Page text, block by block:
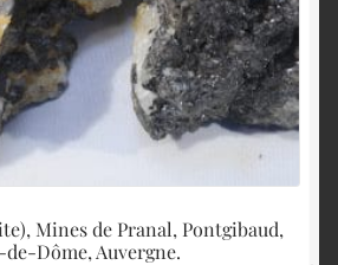
Mines de Pranal, Pontgibaud,
de-Dôme, Auvergne.